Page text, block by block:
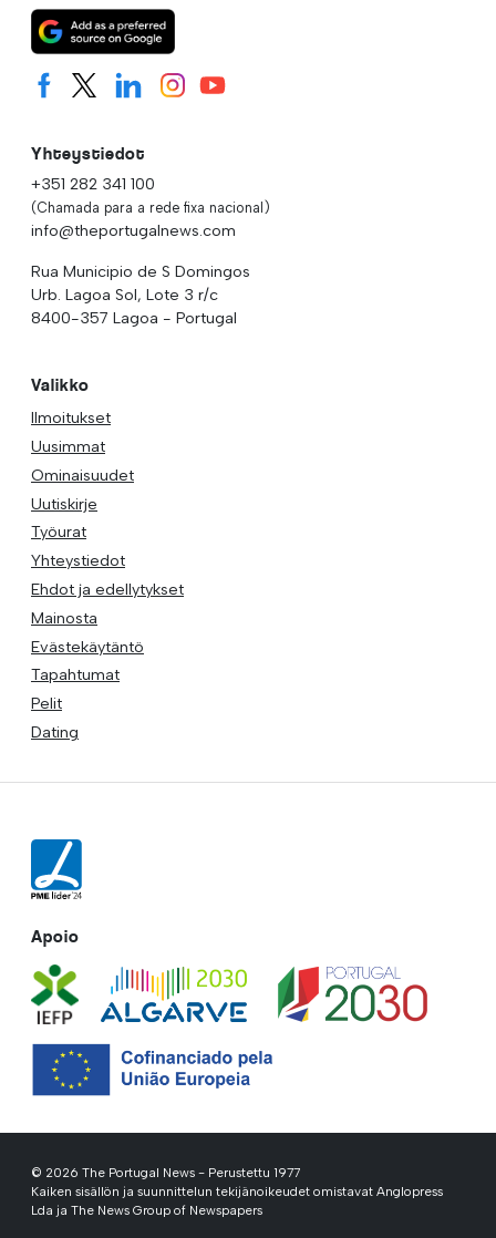
Yhteystiedot
+351 282 341 100
(Chamada para a rede fixa nacional)
info@theportugalnews.com
Rua Municipio de S Domingos
Urb. Lagoa Sol, Lote 3 r/c
8400-357 Lagoa - Portugal
Valikko
Ilmoitukset
Uusimmat
Ominaisuudet
Uutiskirje
Työurat
Yhteystiedot
Ehdot ja edellytykset
Mainosta
Evästekäytäntö
Tapahtumat
Pelit
Dating
Apoio
© 2026 The Portugal News - Perustettu 1977
Kaiken sisällön ja suunnittelun tekijänoikeudet omistavat Anglopress
Lda ja The News Group of Newspapers